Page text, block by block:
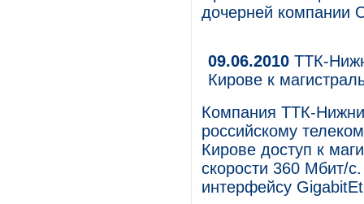
дочерней
09.06.2010 ТТК-
Кирове к
Компания ТТК-
российскому
Кирове доступ к
скорости 360 Мбит/
интерфейсу